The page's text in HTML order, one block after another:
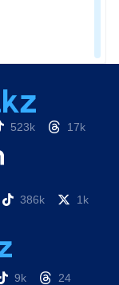
523k 17k
386k
1k
9k 24